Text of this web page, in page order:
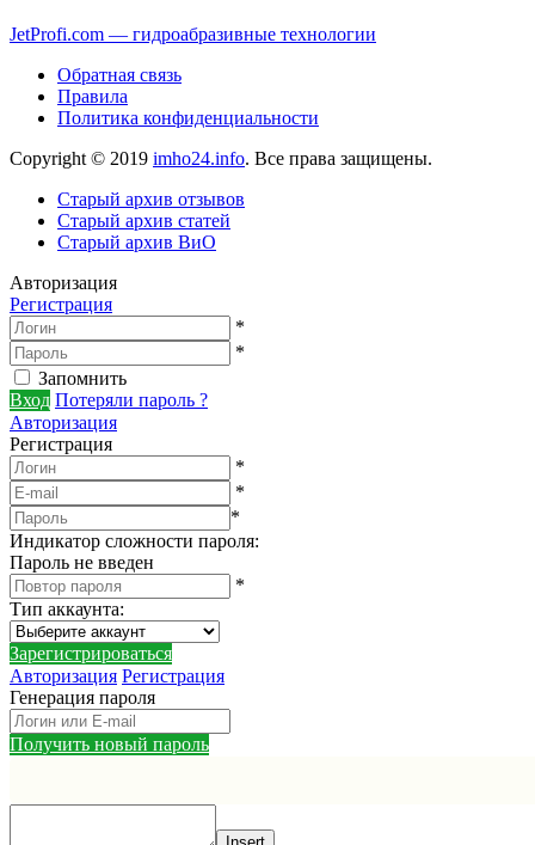
JetProfi.com — гидроабразивные технологии
Обратная связь
Правила
Политика конфиденциальности
Copyright © 2019 imho24.info. Все права защищены.
Старый архив отзывов
Старый архив статей
Старый архив ВиО
Авторизация
Регистрация
*
*
Запомнить
Вход Потеряли пароль ?
Авторизация
Регистрация
*
*
*
Индикатор сложности пароля:
Пароль не введен
*
Тип аккаунта:
Зарегистрироваться
Авторизация Регистрация
Генерация пароля
Получить новый пароль